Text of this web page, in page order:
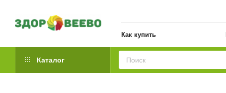
Как купить
Каталог